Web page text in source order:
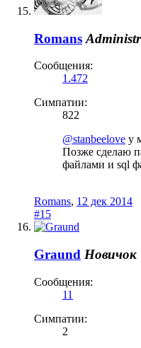
Romans
Сообщения:
1.472
Симпатии:
822
@stanbeelove у
Позже сделаю
файлами и sql
Romans, 12 дек 2014
#15
Graund Новичок
Сообщения:
11
Симпатии:
2